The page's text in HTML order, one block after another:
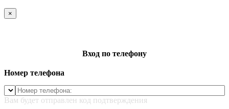
×
Вход по телефону
Номер телефона
Вам будет отправлен код подтверждения